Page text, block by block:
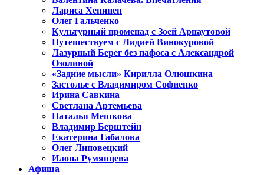
Лариса Хенинен
Олег Гальченко
Культурный променад с Зоей Арнаутовой
Путешествуем с Лидией Винокуровой
Лазурный Берег без пафоса с Александрой
Озолиной
«Задние мысли» Кирилла Олюшкина
Застолье с Владимиром Софиенко
Ирина Савкина
Светлана Артемьева
Наталья Мешкова
Владимир Берштейн
Екатерина Габалова
Олег Липовецкий
Илона Румянцева
Афиша